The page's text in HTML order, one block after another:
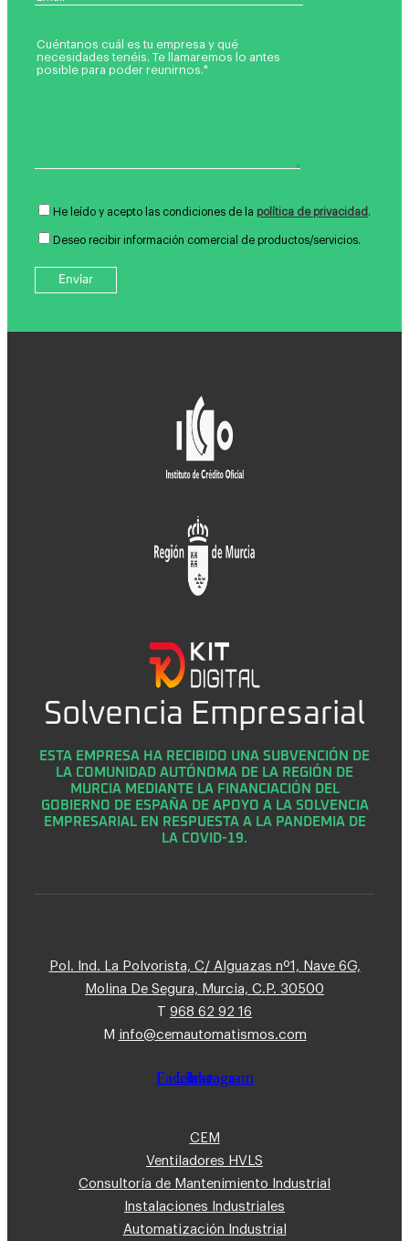
He leído y acepto las condiciones de la política de privacidad .
Deseo recibir información comercial de productos/servicios.
Solvencia Empresarial
ESTA EMPRESA HA RECIBIDO UNA SUBVENCIÓN DE
LA COMUNIDAD AUTÓNOMA DE LA REGIÓN DE
MURCIA MEDIANTE LA FINANCIACIÓN DEL
GOBIERNO DE ESPAÑA DE APOYO A LA SOLVENCIA
EMPRESARIAL EN RESPUESTA A LA PANDEMIA DE
LA COVID-19.
Pol. Ind. La Polvorista, C/ Alguazas nº1, Nave 6G,
Molina De Segura, Murcia, C.P. 30500
968 62 92 16
M info@cemautomatismos.com
Facebook
Linkedin
Instagram
CEM
Ventiladores HVLS
Consultoría de Mantenimiento Industrial
Instalaciones Industriales
Automatización Industrial